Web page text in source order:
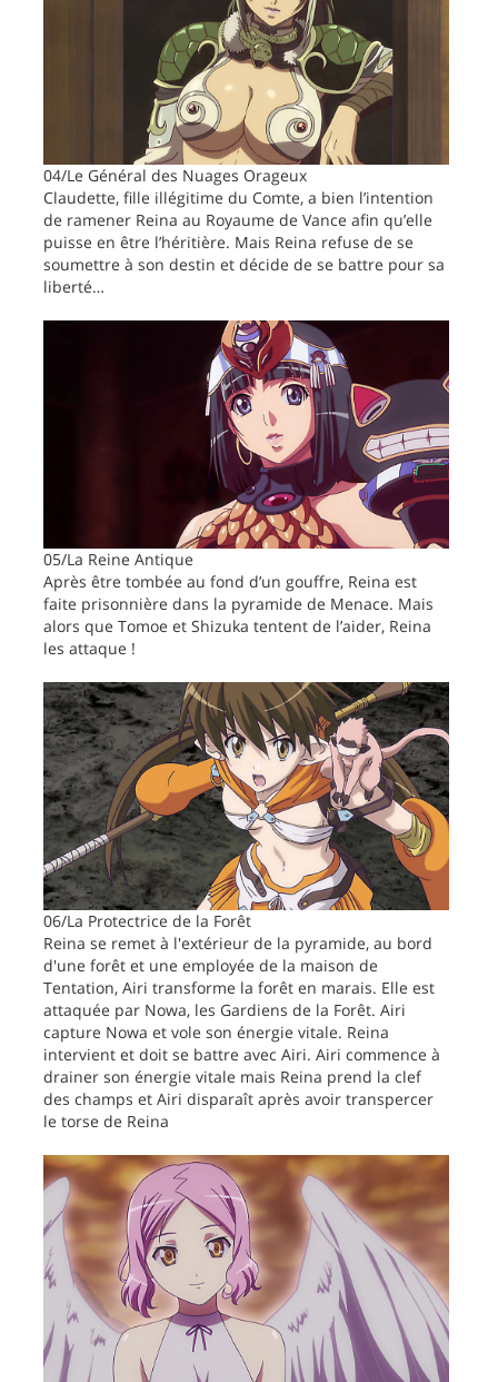
04/Le Général des Nuages Orageux
Claudette, fille illégitime du Comte, a bien l’intention
de ramener Reina au Royaume de Vance afin qu’elle
puisse en être l’héritière. Mais Reina refuse de se
soumettre à son destin et décide de se battre pour sa
liberté…
05/La Reine Antique
Après être tombée au fond d’un gouffre, Reina est
faite prisonnière dans la pyramide de Menace. Mais
alors que Tomoe et Shizuka tentent de l’aider, Reina
les attaque !
06/La Protectrice de la Forêt
Reina se remet à l'extérieur de la pyramide, au bord
d'une forêt et une employée de la maison de
Tentation, Airi transforme la forêt en marais. Elle est
attaquée par Nowa, les Gardiens de la Forêt. Airi
capture Nowa et vole son énergie vitale. Reina
intervient et doit se battre avec Airi. Airi commence à
drainer son énergie vitale mais Reina prend la clef
des champs et Airi disparaît après avoir transpercer
le torse de Reina